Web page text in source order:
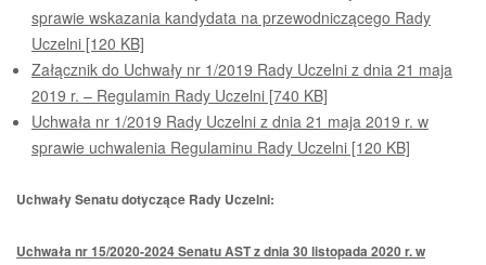
sprawie wskazania kandydata na przewodniczącego Rady
Uczelni [120 KB]
Załącznik do Uchwały nr 1/2019 Rady Uczelni z dnia 21 maja
2019 r. – Regulamin Rady Uczelni [740 KB]
Uchwała nr 1/2019 Rady Uczelni z dnia 21 maja 2019 r. w
sprawie uchwalenia Regulaminu Rady Uczelni [120 KB]
Uchwały Senatu dotyczące Rady Uczelni:
Uchwała nr 15/2020-2024 Senatu AST z dnia 30 listopada 2020 r. w